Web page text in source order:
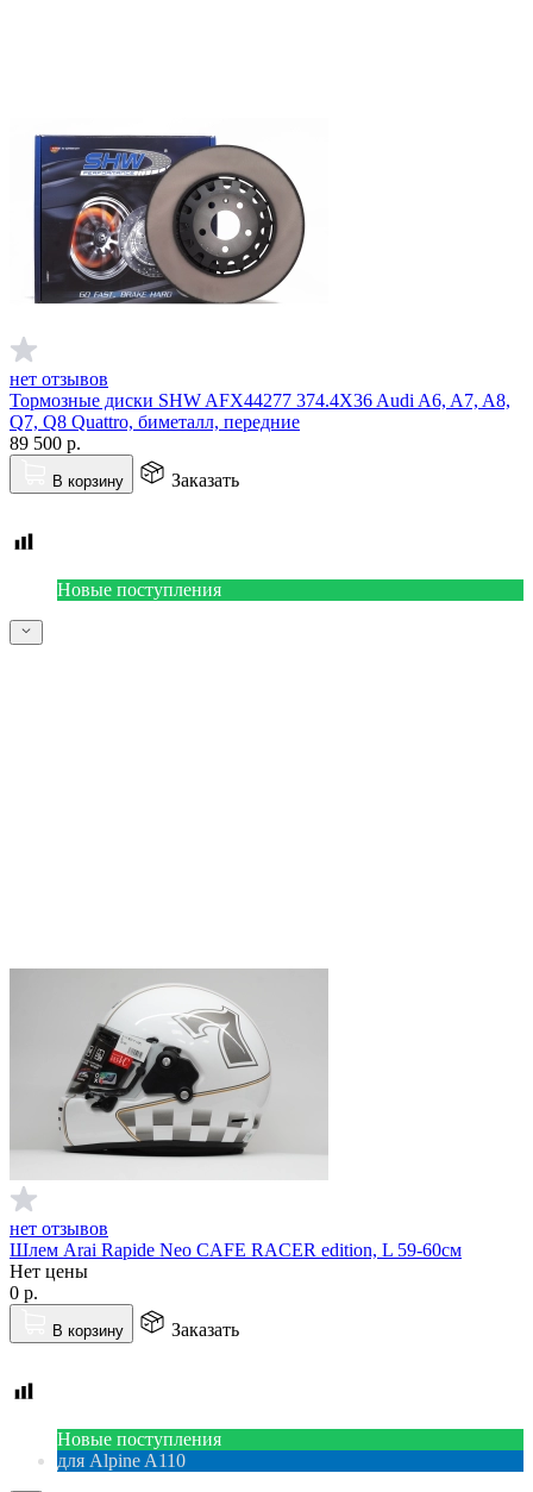
нет отзывов
Тормозные диски SHW AFX44277 374.4X36 Audi A6, A7, A8,
Q7, Q8 Quattro, биметалл, передние
89 500 р.
В корзину Заказать
Новые поступления
нет отзывов
Шлем Arai Rapide Neo CAFE RACER edition, L 59-60см
Нет цены
0 р.
В корзину Заказать
Новые поступления
для Alpine A110